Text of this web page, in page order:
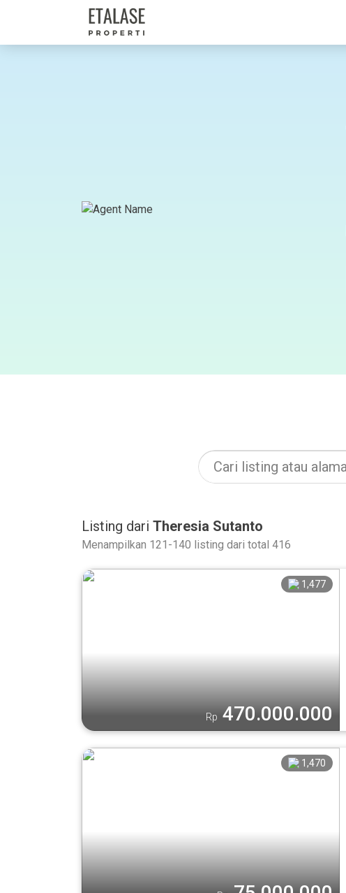
Listing dari Theresia Sutanto
Menampilkan 121-140 listing dari total 416
1,477
Rp 470.000.000
1,470